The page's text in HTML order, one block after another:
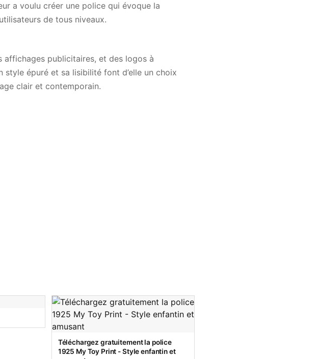
a voulu créer une police qui évoque la
de tous niveaux.
affichages publicitaires, et des logos à
style épuré et sa lisibilité font d’elle un choix
clair et contemporain.
Téléchargez gratuitement la police
1925 My Toy Print - Style enfantin et